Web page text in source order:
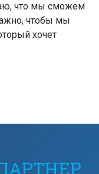
что мы сможем
чтобы мы
хочет